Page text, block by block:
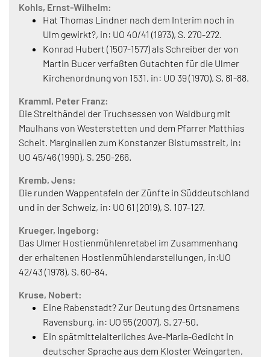
Kohls, Ernst-Wilhelm:
Hat Thomas Lindner nach dem Interim noch in
Ulm gewirkt?, in: UO 40/41 (1973), S. 270-272.
Konrad Hubert (1507-1577) als Schreiber der von
Martin Bucer verfaßten Gutachten für die Ulmer
Kirchenordnung von 1531, in: UO 39 (1970), S. 81-88.
Kramml, Peter Franz:
Die Streithändel der Truchsessen von Waldburg mit
Maulhans von Westerstetten und dem Pfarrer Matthias
Scheit. Marginalien zum Konstanzer Bistumsstreit, in:
UO 45/46 (1990), S. 250-266.
Kremb, Jens:
Die runden Wappentafeln der Zünfte in Süddeutschland
und in der Schweiz, in: UO 61 (2019), S. 107-127.
Krueger, Ingeborg:
Das Ulmer Hostienmühlenretabel im Zusammenhang
der erhaltenen Hostienmühlendarstellungen, in:UO
42/43 (1978), S. 60-84.
Kruse, Nobert:
Eine Rabenstadt? Zur Deutung des Ortsnamens
Ravensburg, in: UO 55 (2007), S. 27-50.
Ein spätmittelalterliches Ave-Maria-Gedicht in
deutscher Sprache aus dem Kloster Weingarten,